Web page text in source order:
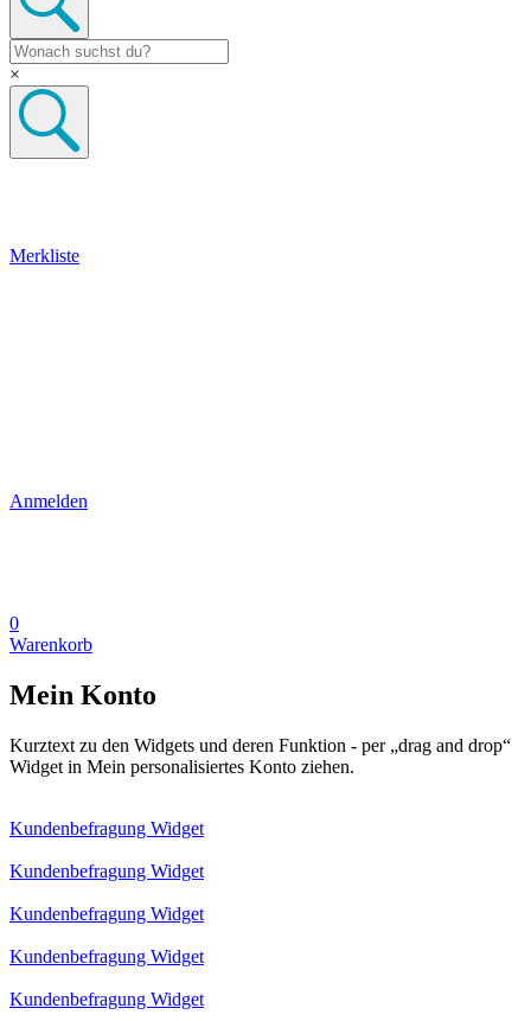
×
Merkliste
Anmelden
0
Warenkorb
Mein Konto
Kurztext zu den Widgets und deren Funktion - per „drag and drop“
Widget in Mein personalisiertes Konto ziehen.
Kundenbefragung Widget
Kundenbefragung Widget
Kundenbefragung Widget
Kundenbefragung Widget
Kundenbefragung Widget